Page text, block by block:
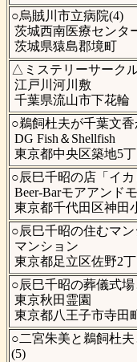
○烏賊川市立病院(4)
茨城西南医療センタ
茨城県猿島郡境町
△ミステリーサーク
江戸川河川敷
千葉県流山市下花輪
○鵜飼杜夫が千葉文
DG Fish＆Shellfish
東京都中央区築地5丁
○辰巳千昭の店「イ
Beer-Barモアアンド
東京都千代田区神田
○辰巳千昭の住むマ
マンション
東京都足立区佐野2丁
○辰巳千昭の葬儀式
東京秋田霊園
東京都八王子市寺田
○二宮朱美と鵜飼杜
(5)